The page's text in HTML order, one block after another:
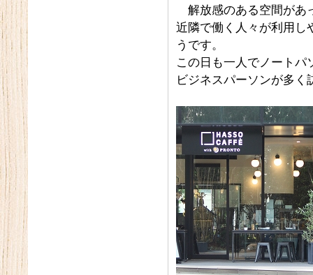
解放感のある空間が
近隣で働く人々が利用し
うです。
この日も一人でノートパ
ビジネスパーソンが多く